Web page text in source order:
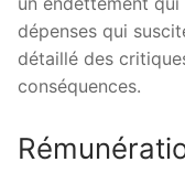
dépenses qui
détaillé des
conséquences.